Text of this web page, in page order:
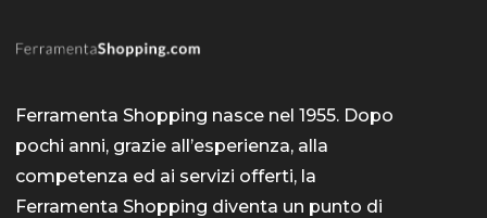
Ferramenta Shopping nasce nel 1955. Dopo
pochi anni, grazie all’esperienza, alla
competenza ed ai servizi offerti, la
Ferramenta Shopping diventa un punto di